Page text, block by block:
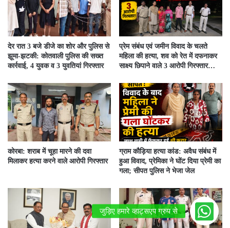
देर रात 3 बजे डीजे का शोर और पुलिस से
झूमा-झटकी: कोतवाली पुलिस की सख्त
कार्रवाई, 4 युवक व 3 युवतियां गिरफ्तार
प्रेम संबंध एवं जमीन विवाद के चलते
महिला की हत्या, शव को रेत में दफनाकर
साक्ष्य छिपाने वाले 3 आरोपी गिरफ्तार…
कोरबा: शराब में चूहा मारने की दवा
मिलाकर हत्या करने वाले आरोपी गिरफ्तार
ग्राम कौड़िया हत्या कांड: अवैध संबंध में
हुआ विवाद, प्रेमिका ने घोंट दिया प्रेमी का
गला; सीपत पुलिस ने भेजा जेल